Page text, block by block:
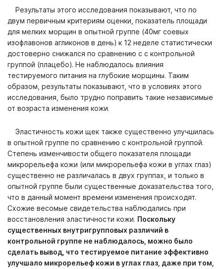
Результаты этого исследования показывают, что по
двум первичным критериям оценки, показатель площади
для мелких морщин в опытной группе (40мг соевых
изофлавонов агликонов в день) к 12 неделе статистически
достоверно снижался по сравнению с с контрольной
группой (плацебо). Не наблюдалось влияния
тестируемого питания на глубокие морщины. Таким
образом, результаты показывают, что в условиях этого
исследования, было трудно поправить такие независимые
от возраста изменения кожи.
Эластичность кожи щек также существенно улучшилась
в опытной группе по сравнению с контрольной группой.
Степень изменчивости общего показателя площади
микрорельефа кожи (или микрорельефа кожи в углах глаз)
существенно не различалась в двух группах, и только в
опытной группе были существенные доказательства того,
что в данный момент времени изменения происходят.
Схожие весомые свидетельства наблюдались при
восстановления эластичности кожи. Поскольку
существенных внутригрупповых различий в
контрольной группе не наблюдалось, можно было
сделать вывод, что тестируемое питание эффективно
улучшало микрорельеф кожи в углах глаз, даже при том,